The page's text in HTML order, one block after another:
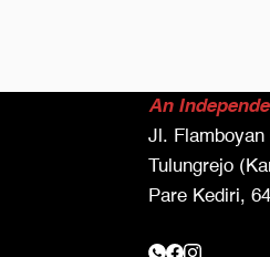
An
Jl.
Tulungrejo
Pare Kediri,